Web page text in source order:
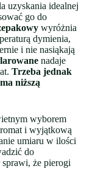
uzyskania idealnej
go do
wyróżnia
dymienia,
i nie nasiąkają
nadaje
Trzeba jednak
niższą
wyborem
i wyjątkową
umiaru w ilości
do
sprawi, że pierogi